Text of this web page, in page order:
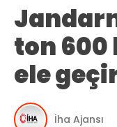
ton
ele
İha Ajansı